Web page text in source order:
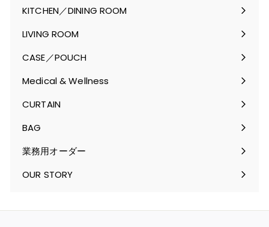
メ
ュ
を
く
KITCHEN／DINING ROOM
サ
メ
ュ
を
く
LIVING ROOM
サ
メ
ュ
を
く
CASE／POUCH
サ
メ
ュ
を
く
Medical & Wellness
サ
メ
ュ
を
く
CURTAIN
サ
メ
ニ
ュ
を
BAG
サ
ブ
メ
ュ
開
業務用オーダー
OUR STORY